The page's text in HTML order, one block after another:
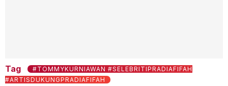
Tag
#TOMMYKURNIAWAN #SELEBRITIPRADIAFIFAH
#ARTISDUKUNGPRADIAFIFAH